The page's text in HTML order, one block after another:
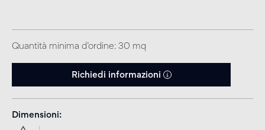
Quantità minima d’ordine: 30 mq
Richiedi informazioni
Dimensioni